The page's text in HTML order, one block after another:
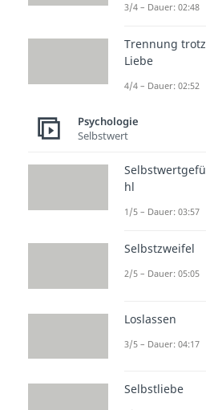
3/4 – Dauer: 02:48
Trennung trotz
Liebe
4/4 – Dauer: 02:52
Psychologie
Selbstwert
Selbstwertgefü
hl
1/5 – Dauer: 03:57
Selbstzweifel
2/5 – Dauer: 05:05
Loslassen
3/5 – Dauer: 04:17
Selbstliebe